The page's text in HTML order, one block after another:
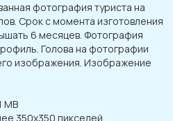
фотография туриста на
Срок с момента изготовления
6 месяцев. Фотография
Голова на фотографии
изображения. Изображение
MB
350x350 пикселей